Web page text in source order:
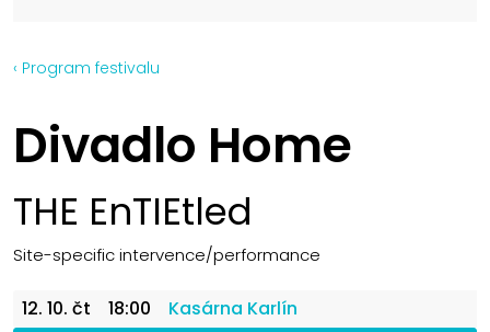
‹ Program festivalu
Divadlo Home
THE EnTIEtled
Site-specific intervence/performance
12. 10. čt 18:00
Kasárna Karlín